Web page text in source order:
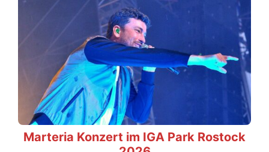
Marteria Konzert im IGA Park Rostock